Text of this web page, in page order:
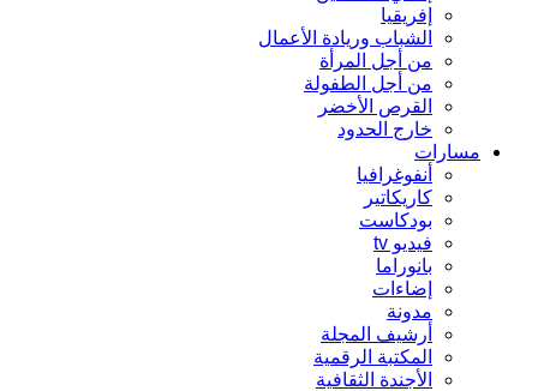
إفريقيا
الشباب وريادة الأعمال
من أجل المرأة
من أجل الطفولة
القرص الأخضر
خارج الحدود
مسارات
أنفوغرافيا
كاريكاتير
بودكاست
فيديو tv
بانوراما
إضاءات
مدونة
أرشيف المجلة
المكتبة الرقمية
الأجندة الثقافية